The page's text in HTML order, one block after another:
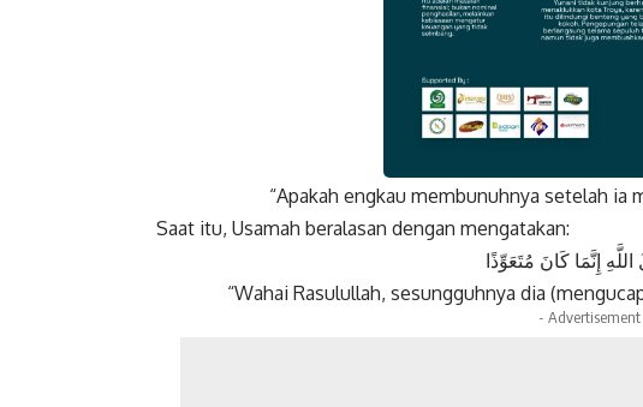
Facebook
“Apakah engkau membunuhnya setelah ia
Saat itu, Usamah beralasan dengan mengatakan:
إِنَّمَا كَانَ مُتَعَوِّذًا
“Wahai Rasulullah, sesungguhnya dia
-